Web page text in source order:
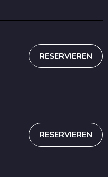
RESERVIEREN
RESERVIEREN